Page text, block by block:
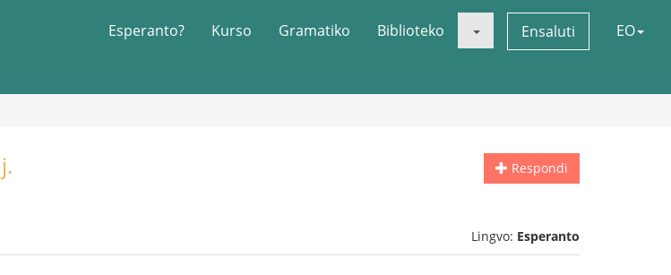
Esperanto? Kurso Gramatiko Biblioteko Ensaluti EO
Respondi
Lingvo: Esperanto